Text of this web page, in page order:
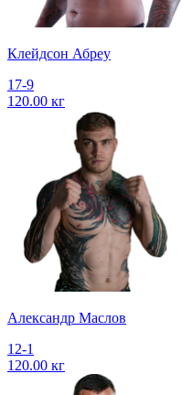
Клейдсон Абреу
17-9
120.00 кг
Александр Маслов
12-1
120.00 кг